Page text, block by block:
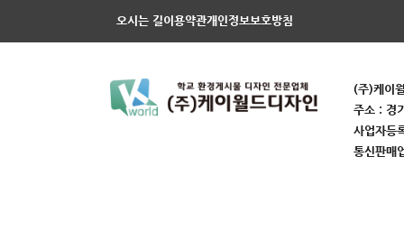
오시는 길이용약관개인정보보호방침
(주)케이
주소 : 경
사업자
통신판매